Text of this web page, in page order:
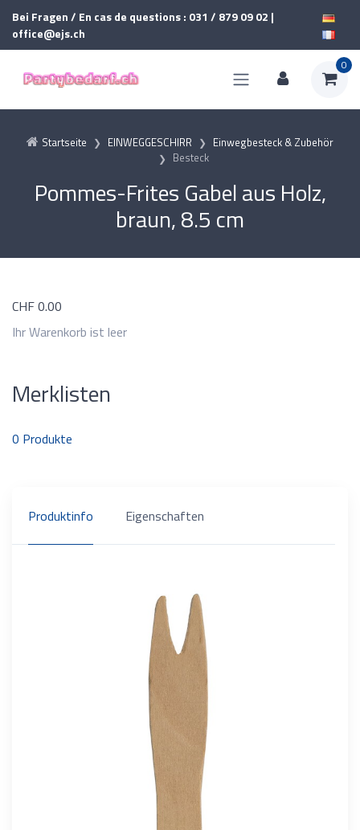
Bei Fragen / En cas de questions : 031 / 879 09 02 |
office@ejs.ch
0
Startseite EINWEGGESCHIRR
Einwegbesteck & Zubehör
Besteck
Pommes-Frites Gabel aus Holz,
braun, 8.5 cm
CHF0.00
Ihr Warenkorb ist leer
Merklisten
0 Produkte
Produktinfo Eigenschaften